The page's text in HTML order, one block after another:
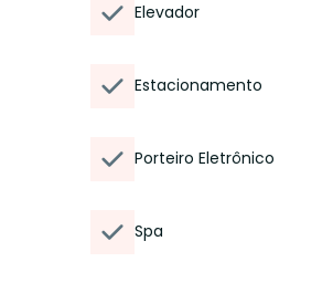
Elevador
Estacionamento
Porteiro Eletrônico
Spa